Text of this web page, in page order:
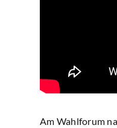
Am Wahlforum